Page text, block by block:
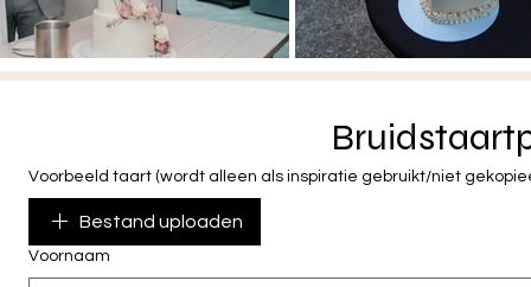
Voorbeeld taart (wordt alleen als inspiratie gebruikt/niet
Bestand uploaden
Voornaam